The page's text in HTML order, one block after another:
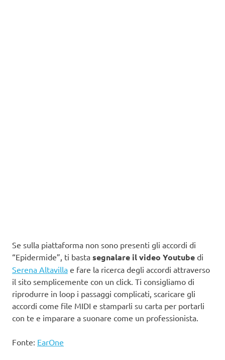
Se sulla piattaforma non sono presenti gli accordi di
“Epidermide”, ti basta segnalare il video Youtube di
Serena Altavilla e fare la ricerca degli accordi attraverso
il sito semplicemente con un click. Ti consigliamo di
riprodurre in loop i passaggi complicati, scaricare gli
accordi come file MIDI e stamparli su carta per portarli
con te e imparare a suonare come un professionista.
Fonte: EarOne